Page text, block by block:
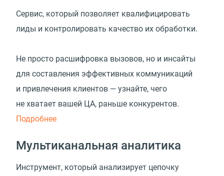
Сервис, который позволяет квалифицировать
лиды и контролировать качество их обработки.
Не просто расшифровка вызовов, но и инсайты
для составления эффективных коммуникаций
и привлечения клиентов — узнайте, чего
не хватает вашей ЦА, раньше конкурентов.
Подробнее
Мультиканальная аналитика
Инструмент, который анализирует цепочку